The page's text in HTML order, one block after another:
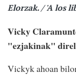
Elorzak. / 'A los
Vicky
"ezjakinak"
Vickyk ahoan